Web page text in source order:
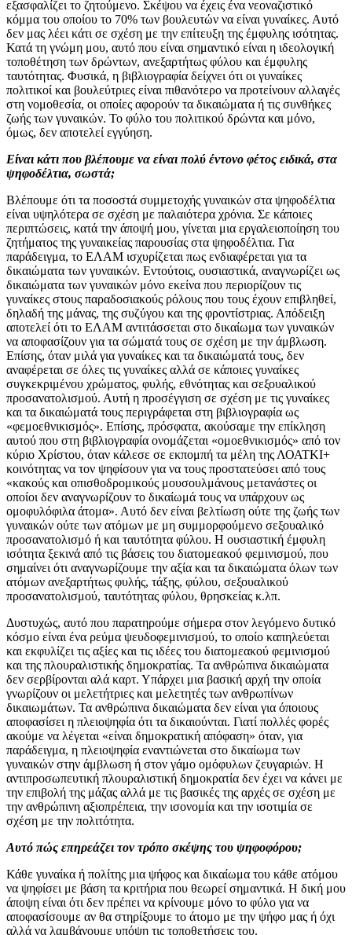
εξασφαλίζει το ζητούμενο. Σκέψου να έχεις ένα νεοναζιστικό
κόμμα του οποίου το 70% των βουλευτών να είναι γυναίκες. Αυτό
δεν μας λέει κάτι σε σχέση με την επίτευξη της έμφυλης ισότητας.
Κατά τη γνώμη μου, αυτό που είναι σημαντικό είναι η ιδεολογική
τοποθέτηση των δρώντων, ανεξαρτήτως φύλου και έμφυλης
ταυτότητας. Φυσικά, η βιβλιογραφία δείχνει ότι οι γυναίκες
πολιτικοί και βουλεύτριες είναι πιθανότερο να προτείνουν αλλαγές
στη νομοθεσία, οι οποίες αφορούν τα δικαιώματα ή τις συνθήκες
ζωής των γυναικών. Το φύλο του πολιτικού δρώντα και μόνο,
όμως, δεν αποτελεί εγγύηση.
Είναι κάτι που βλέπουμε να είναι πολύ έντονο φέτος ειδικά, στα
ψηφοδέλτια, σωστά;
Βλέπουμε ότι τα ποσοστά συμμετοχής γυναικών στα ψηφοδέλτια
είναι υψηλότερα σε σχέση με παλαιότερα χρόνια. Σε κάποιες
περιπτώσεις, κατά την άποψή μου, γίνεται μια εργαλειοποίηση του
ζητήματος της γυναικείας παρουσίας στα ψηφοδέλτια. Για
παράδειγμα, το ΕΛΑΜ ισχυρίζεται πως ενδιαφέρεται για τα
δικαιώματα των γυναικών. Εντούτοις, ουσιαστικά, αναγνωρίζει ως
δικαιώματα των γυναικών μόνο εκείνα που περιορίζουν τις
γυναίκες στους παραδοσιακούς ρόλους που τους έχουν επιβληθεί,
δηλαδή της μάνας, της συζύγου και της φροντίστριας. Απόδειξη
αποτελεί ότι το ΕΛΑΜ αντιτάσσεται στο δικαίωμα των γυναικών
να αποφασίζουν για τα σώματά τους σε σχέση με την άμβλωση.
Επίσης, όταν μιλά για γυναίκες και τα δικαιώματά τους, δεν
αναφέρεται σε όλες τις γυναίκες αλλά σε κάποιες γυναίκες
συγκεκριμένου χρώματος, φυλής, εθνότητας και σεξουαλικού
προσανατολισμού. Αυτή η προσέγγιση σε σχέση με τις γυναίκες
και τα δικαιώματά τους περιγράφεται στη βιβλιογραφία ως
«φεμοεθνικισμός». Επίσης, πρόσφατα, ακούσαμε την επίκληση
αυτού που στη βιβλιογραφία ονομάζεται «ομοεθνικισμός» από τον
κύριο Χρίστου, όταν κάλεσε σε εκπομπή τα μέλη της ΛΟΑΤΚΙ+
κοινότητας να τον ψηφίσουν για να τους προστατεύσει από τους
«κακούς και οπισθοδρομικούς μουσουλμάνους μετανάστες οι
οποίοι δεν αναγνωρίζουν το δικαίωμά τους να υπάρχουν ως
ομοφυλόφιλα άτομα». Αυτό δεν είναι βελτίωση ούτε της ζωής των
γυναικών ούτε των ατόμων με μη συμμορφούμενο σεξουαλικό
προσανατολισμό ή και ταυτότητα φύλου. Η ουσιαστική έμφυλη
ισότητα ξεκινά από τις βάσεις του διατομεακού φεμινισμού, που
σημαίνει ότι αναγνωρίζουμε την αξία και τα δικαιώματα όλων των
ατόμων ανεξαρτήτως φυλής, τάξης, φύλου, σεξουαλικού
προσανατολισμού, ταυτότητας φύλου, θρησκείας κ.λπ.
Δυστυχώς, αυτό που παρατηρούμε σήμερα στον λεγόμενο δυτικό
κόσμο είναι ένα ρεύμα ψευδοφεμινισμού, το οποίο καπηλεύεται
και εκφυλίζει τις αξίες και τις ιδέες του διατομεακού φεμινισμού
και της πλουραλιστικής δημοκρατίας. Τα ανθρώπινα δικαιώματα
δεν σερβίρονται αλά καρτ. Υπάρχει μια βασική αρχή την οποία
γνωρίζουν οι μελετήτριες και μελετητές των ανθρωπίνων
δικαιωμάτων. Τα ανθρώπινα δικαιώματα δεν είναι για όποιους
αποφασίσει η πλειοψηφία ότι τα δικαιούνται. Γιατί πολλές φορές
ακούμε να λέγεται «είναι δημοκρατική απόφαση» όταν, για
παράδειγμα, η πλειοψηφία εναντιώνεται στο δικαίωμα των
γυναικών στην άμβλωση ή στον γάμο ομόφυλων ζευγαριών. Η
αντιπροσωπευτική πλουραλιστική δημοκρατία δεν έχει να κάνει με
την επιβολή της μάζας αλλά με τις βασικές της αρχές σε σχέση με
την ανθρώπινη αξιοπρέπεια, την ισονομία και την ισοτιμία σε
σχέση με την πολιτότητα.
Αυτό πώς επηρεάζει τον τρόπο σκέψης του ψηφοφόρου;
Κάθε γυναίκα ή πολίτης μια ψήφoς και δικαίωμα του κάθε ατόμου
να ψηφίσει με βάση τα κριτήρια που θεωρεί σημαντικά. Η δική μου
άποψη είναι ότι δεν πρέπει να κρίνουμε μόνο το φύλο για να
αποφασίσουμε αν θα στηρίξουμε το άτομο με την ψήφο μας ή όχι
αλλά να λαμβάνουμε υπόψη τις τοποθετήσεις του.